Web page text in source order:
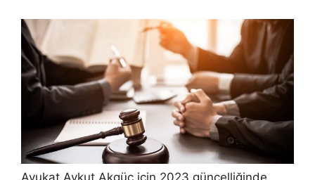
Avukat Aykut Akgüç için 2023 güncelliğinde